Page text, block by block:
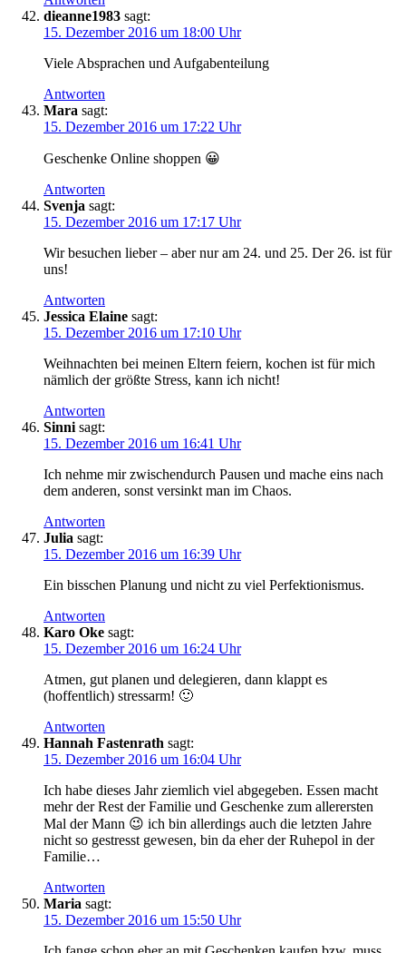
dieanne1983 sagt:
15. Dezember 2016 um 18:00 Uhr
Viele Absprachen und Aufgabenteilung
Antworten
Mara sagt:
15. Dezember 2016 um 17:22 Uhr
Geschenke Online shoppen 😀
Antworten
Svenja sagt:
15. Dezember 2016 um 17:17 Uhr
Wir besuchen lieber – aber nur am 24. und 25. Der 26. ist für
uns!
Antworten
Jessica Elaine sagt:
15. Dezember 2016 um 17:10 Uhr
Weihnachten bei meinen Eltern feiern, kochen ist für mich
nämlich der größte Stress, kann ich nicht!
Antworten
Sinni sagt:
15. Dezember 2016 um 16:41 Uhr
Ich nehme mir zwischendurch Pausen und mache eins nach
dem anderen, sonst versinkt man im Chaos.
Antworten
Julia sagt:
15. Dezember 2016 um 16:39 Uhr
Ein bisschen Planung und nicht zu viel Perfektionismus.
Antworten
Karo Oke sagt:
15. Dezember 2016 um 16:24 Uhr
Atmen, gut planen und delegieren, dann klappt es
(hoffentlich) stressarm! 🙂
Antworten
Hannah Fastenrath sagt:
15. Dezember 2016 um 16:04 Uhr
Ich habe dieses Jahr ziemlich viel abgegeben. Essen macht
mehr der Rest der Familie und Geschenke zum allerersten
Mal der Mann 😉 ich bin allerdings auch die letzten Jahre
nicht so gestresst gewesen, bin da eher der Ruhepol in der
Familie…
Antworten
Maria sagt:
15. Dezember 2016 um 15:50 Uhr